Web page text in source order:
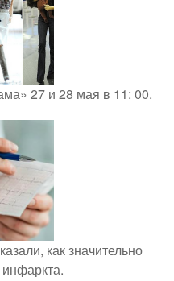
27 и 28 мая в 11: 00.
как значительно
инфаркта.